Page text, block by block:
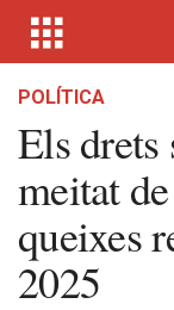
POLÍTICA
Els drets
meitat
queixes
2025